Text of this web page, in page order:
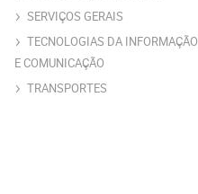
SERVIÇOS GERAIS
TECNOLOGIAS DA INFORMAÇÃO
E COMUNICAÇÃO
TRANSPORTES